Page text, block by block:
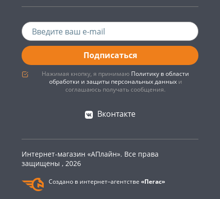
Подписаться
Нажимая кнопку, я принимаю Политику в области
обработки и защиты персональных данныхи
соглашаюсь получать сообщения.
Вконтакте
Интернет-магазин «АПлайн». Все права
защищены , 2026
Создано в интернет–агентстве «Пегас»